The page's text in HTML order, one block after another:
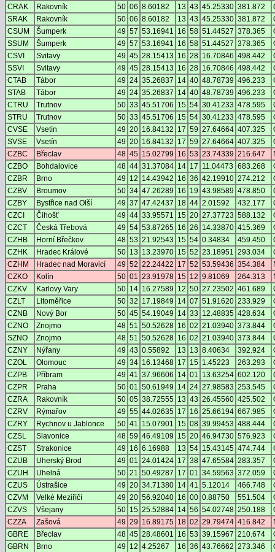
CRAK
Rakovník 50 06 8.60182 13 43 45.25330 381.872
SRAK
Rakovník 50 06 8.60182 13 43 45.25330 381.872
CSUM
Šumperk 49 57 53.16941 16 58 51.44527 378.365
SSUM
Šumperk 49 57 53.16941 16 58 51.44527 378.365
CSVI
Svitavy 49 45 28.15413 16 28 16.70846 498.442
SSVI
Svitavy 49 45 28.15413 16 28 16.70846 498.442
CTAB
Tábor 49 24 35.26837 14 40 48.78739 496.233
STAB
Tábor 49 24 35.26837 14 40 48.78739 496.233
CTRU
Trutnov 50 33 45.51706 15 54 30.41233 478.595
STRU
Trutnov 50 33 45.51706 15 54 30.41233 478.595
CVSE
Vsetín 49 20 16.84132 17 59 27.64664 407.325
SVSE
Vsetín 49 20 16.84132 17 59 27.64664 407.325
CZBC
Břeclav 48 45 15.02799 16 53 23.74339 216.647
CZBO
Bohdalovice 48 44 31.37084 14 17 11.04473 683.268
CZBR
Brno 49 12 14.43942 16 36 42.19910 274.212
CZBV
Broumov 50 34 47.26289 16 19 43.98589 478.850
CZBY
Bystřice nad Olší 49 37 47.42437 18 44 2.01592 432.177
CZCI
Čihošť 49 44 33.95571 15 20 27.37723 588.132
CZCT
Česká Třebová 49 54 53.87265 16 26 14.33870 415.369
CZHB
Horní Břečkov 48 53 21.92543 15 54 0.34834 459.450
CZHK
Hradec Králové 50 13 13.23970 15 52 23.18951 293.034
CZHM
Hradec nad Moravicí 49 52 22.24422 17 52 53.59436 354.384
CZKO
Kolín 50 01 23.91978 15 12 9.81069 264.313
CZKV
Karlovy Vary 50 14 16.27589 12 50 27.23502 461.689
CZLT
Litoměřice 50 32 17.19849 14 07 51.91620 233.929
CZNB
Nový Bor 50 45 54.19049 14 33 12.48835 428.634
CZNO
Znojmo 48 51 50.52628 16 02 21.03940 373.844
SZNO
Znojmo 48 51 50.52628 16 02 21.03940 373.844
CZNY
Nýřany 49 43 0.55892 13 13 8.40634 392.924
CZOL
Olomouc 49 34 16.13468 17 15 1.45223 263.293
CZPB
Příbram 49 41 37.96606 14 01 13.63254 602.120
CZPR
Praha 50 01 50.61949 14 24 27.98583 253.545
CZRA
Rakovník 50 05 38.72555 13 43 26.45560 425.502
CZRV
Rýmařov 49 55 44.02635 17 16 25.66194 667.985
CZRY
Rychnov u Jablonce 50 41 15.07901 15 08 39.99453 488.444
CZSL
Slavonice 48 59 46.49109 15 20 46.94730 576.923
CZST
Strakonice 49 16 6.16988 13 54 15.43145 474.744
CZUB
Uherský Brod 49 01 24.01424 17 38 47.65584 283.357
CZUH
Uhelná 50 21 50.49287 17 01 34.59563 372.059
CZUS
Ústrašice 49 20 34.71380 14 41 5.12014 466.748
CZVM
Velké Meziříčí 49 20 56.92040 16 00 0.88750 551.504
CZVS
Všejany 50 15 25.52884 14 56 54.02748 250.188
CZZA
Zašová 49 29 16.89175 18 02 29.79474 416.842
GBRE
Břeclav 48 45 28.48601 16 53 39.15967 210.674
GBRN
Brno 49 12 4.25267 16 36 43.76662 273.346